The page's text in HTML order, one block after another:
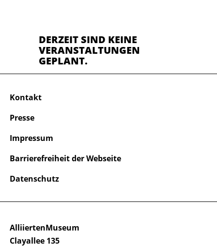
DERZEIT SIND KEINE
VERANSTALTUNGEN
GEPLANT.
AlliiertenMuseum
Clayallee 135
Kontakt
Presse
Impressum
Barrierefreiheit der Webseite
Datenschutz